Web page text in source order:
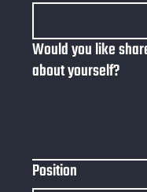
Would you like
about yourself?
Position